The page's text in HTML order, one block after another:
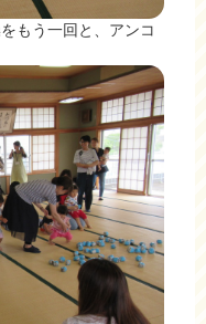
もう一回と、アンコ